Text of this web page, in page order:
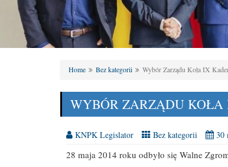
Home Bez kategorii Wybór Zarządu Koła IX
WYBÓR ZARZĄDU
KNPK Legislator Bez kategorii 30
28 maja 2014 roku odbyło się Walne